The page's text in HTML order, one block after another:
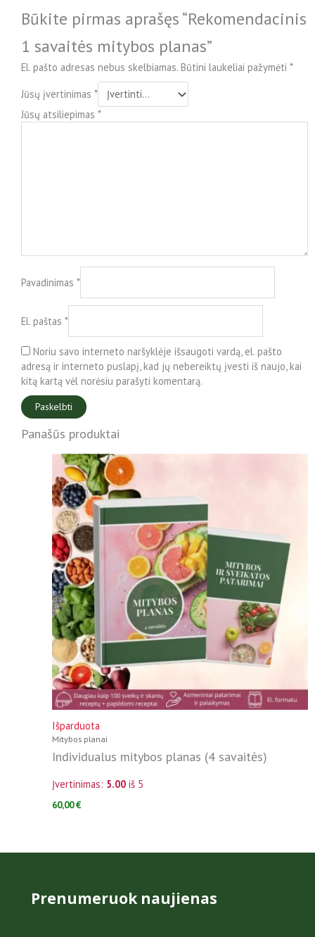
Būkite pirmas aprašęs “Rekomendacinis
1 savaitės mitybos planas”
El. pašto adresas nebus skelbiamas. Būtini laukeliai pažymėti *
Jūsų įvertinimas *
Jūsų atsiliepimas *
Pavadinimas *
El. paštas *
Noriu savo interneto naršyklėje išsaugoti vardą, el. pašto
adresą ir interneto puslapį, kad jų nebereiktų įvesti iš naujo, kai
kitą kartą vėl norėsiu parašyti komentarą.
Panašūs produktai
Išparduota
Mitybos planai
Individualus mitybos planas (4 savaitės)
Įvertinimas: 5.00iš 5
60,00€
Prenumeruok naujienas